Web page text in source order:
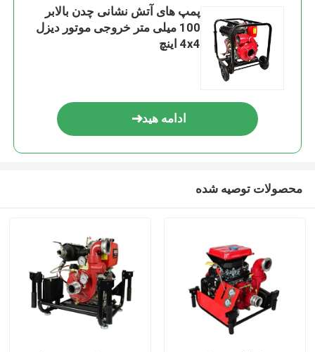
پمپ های آتش نشانی چدن بالابر
100 میلی متر خروجی موتور دیزل
4x4 اینچ
ادامه هید
محصولات توصیه شده